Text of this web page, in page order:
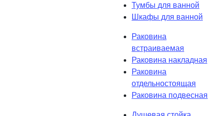
Тумбы для ванной
Шкафы для ванной
Раковина
встраиваемая
Раковина накладная
Раковина
отдельностоящая
Раковина подвесная